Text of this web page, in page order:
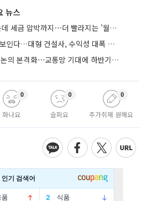
뉴스
전세 35% 줄었는데 세금 압박까지⋯더 빨라지는 '월세화'
'고원가 터널' 끝 보인다…대형 건설사, 수익성 대폭 개선
부울경 메가시티 논의 본격화⋯교통망 기대에 하반기 분양시장 '주목'
화나요
0
슬퍼요
0
추가취재 원해요
0